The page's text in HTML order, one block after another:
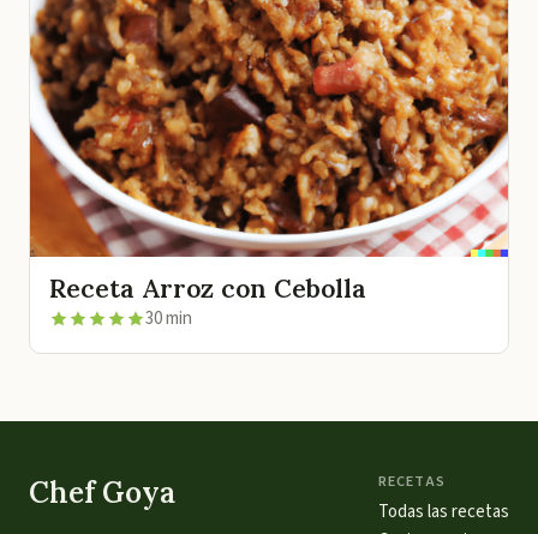
Receta Arroz con Cebolla
30 min
Chef Goya RECETAS
Todas las recetas